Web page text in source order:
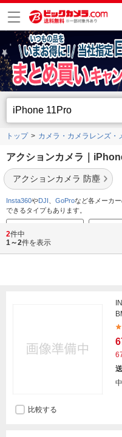
トップ カメラ・カメラレンズ・
アクションカメラ｜
アクションカメラ 防塵
Insta360やDJI GoProなど各メーカ
できるタイプもあります。
アクションカメラ特集
2件中
1～2件を表示
比較する